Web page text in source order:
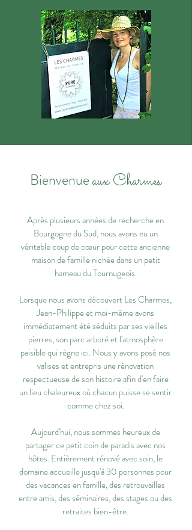
Bienvenueaux Charmes
Après plusieurs années de recherche en
Bourgogne du Sud, nous avons eu un
véritable coup de cœur pour cette ancienne
maison de famille nichée dans un petit
hameau du Tournugeois.
Lorsque nous avons découvert Les Charmes,
Jean-Philippe et moi-même avons
immédiatement été séduits par ses vieilles
pierres, son parc arboré et l'atmosphère
paisible qui règne ici. Nous y avons posé nos
valises et entrepris une rénovation
respectueuse de son histoire afin d'en faire
un lieu chaleureux où chacun puisse se sentir
comme chez soi.
Aujourd'hui, nous sommes heureux de
partager ce petit coin de paradis avec nos
hôtes. Entièrement rénové avec soin, le
domaine accueille jusqu'à 30 personnes pour
des vacances en famille, des retrouvailles
entre amis, des séminaires, des stages ou des
retraites bien-être.